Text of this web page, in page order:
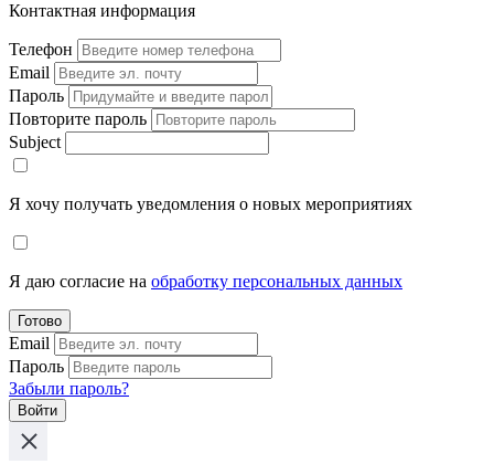
Контактная информация
Телефон
Email
Пароль
Повторите пароль
Subject
Я хочу получать уведомления о новых мероприятиях
Я даю согласие на обработку персональных данных
Готово
Email
Пароль
Забыли пароль?
Войти